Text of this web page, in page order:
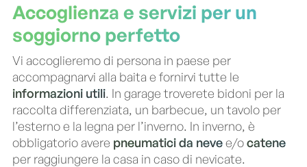
Accoglienza e servizi per un
soggiorno perfetto
Vi accoglieremo di persona in paese per
accompagnarvi alla baita e fornirvi tutte le
informazioni utili. In garage troverete bidoni per la
raccolta differenziata, un barbecue, un tavolo per
l’esterno e la legna per l’inverno. In inverno, è
obbligatorio avere pneumatici da nevee/ocatene
per raggiungere la casa in caso di nevicate.